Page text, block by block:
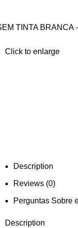
TINTA BRANCA
Click to enlarge
Description
Reviews (0)
Perguntas Sobre
Description